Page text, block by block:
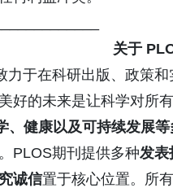
关于
力于在科研出版、政策
好的未来是让科学对所
、健康以及可持续发展等
PLOS期刊提供多种发表
诚信置于核心位置。所